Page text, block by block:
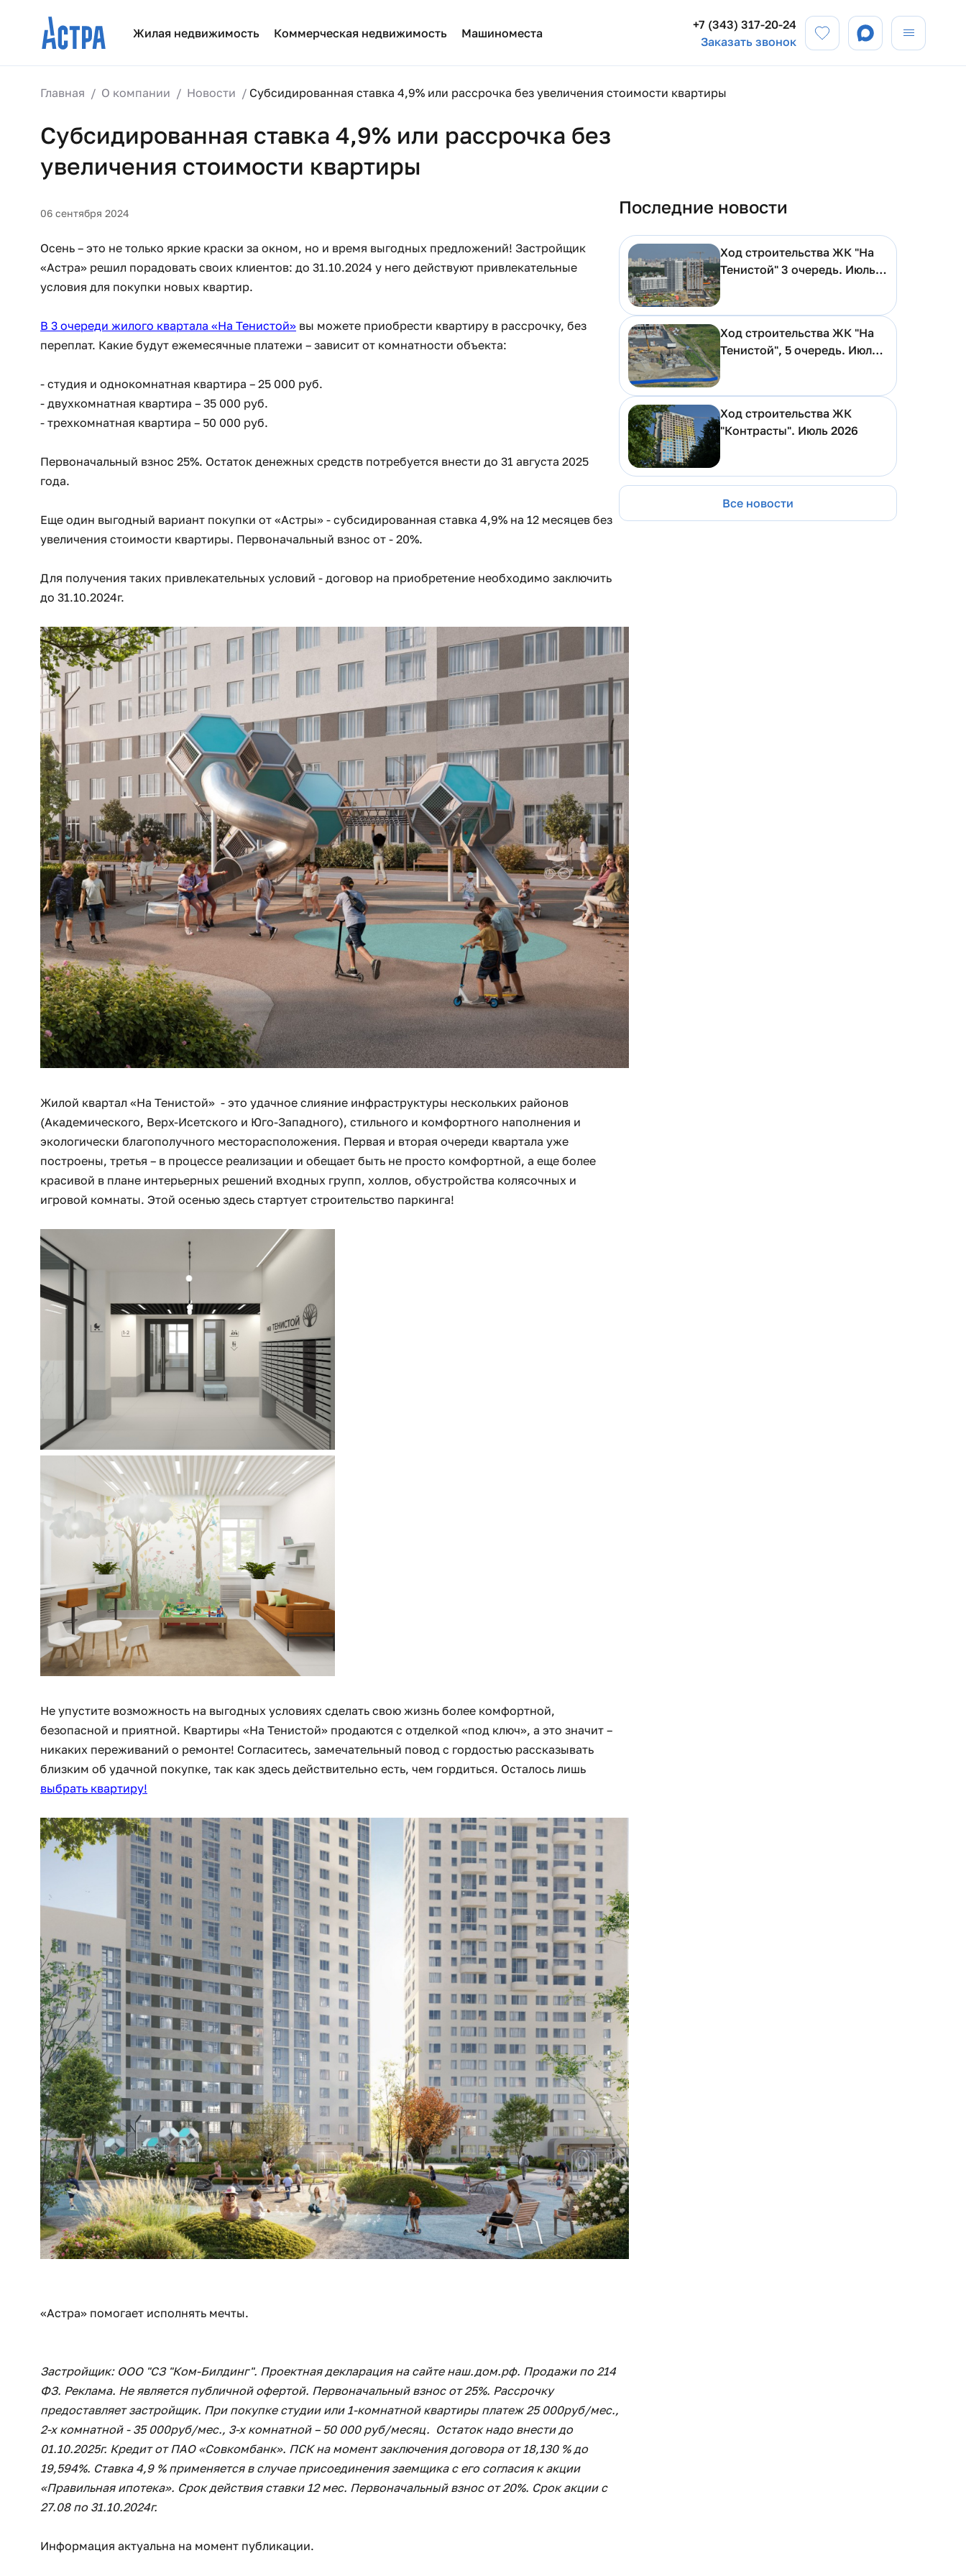
Жилая недвижимость Коммерческая недвижимость Машиноместа
Заказать звонок
+7 (343) 317-20-24
Главная О компании Новости Субсидированная ставка 4,9% или рассрочка без увеличения стоимости квартиры
Субсидированная ставка 4,9% или рассрочка без
увеличения стоимости квартиры
06 сентября 2024
Осень – это не только яркие краски за окном, но и время выгодных предложений! Застройщик
«Астра» решил порадовать своих клиентов: до 31.10.2024 у него действуют привлекательные
условия для покупки новых квартир.
В 3 очереди жилого квартала «На Тенистой» вы можете приобрести квартиру в рассрочку, без
переплат. Какие будут ежемесячные платежи – зависит от комнатности объекта:
- студия и однокомнатная квартира – 25 000 руб.
- двухкомнатная квартира – 35 000 руб.
- трехкомнатная квартира – 50 000 руб.
Первоначальный взнос 25%. Остаток денежных средств потребуется внести до 31 августа 2025
года.
Еще один выгодный вариант покупки от «Астры» - субсидированная ставка 4,9% на 12 месяцев без
увеличения стоимости квартиры. Первоначальный взнос от - 20%.
Для получения таких привлекательных условий - договор на приобретение необходимо заключить
до 31.10.2024г.
Жилой квартал «На Тенистой» - это удачное слияние инфраструктуры нескольких районов
(Академического, Верх-Исетского и Юго-Западного), стильного и комфортного наполнения и
экологически благополучного месторасположения. Первая и вторая очереди квартала уже
построены, третья – в процессе реализации и обещает быть не просто комфортной, а еще более
красивой в плане интерьерных решений входных групп, холлов, обустройства колясочных и
игровой комнаты. Этой осенью здесь стартует строительство паркинга!
Не упустите возможность на выгодных условиях сделать свою жизнь более комфортной,
безопасной и приятной. Квартиры «На Тенистой» продаются с отделкой «под ключ», а это значит –
никаких переживаний о ремонте! Согласитесь, замечательный повод с гордостью рассказывать
близким об удачной покупке, так как здесь действительно есть, чем гордиться. Осталось лишь
выбрать квартиру!
«Астра» помогает исполнять мечты.
Застройщик: ООО "СЗ "Ком-Билдинг". Проектная декларация на сайте наш.дом.рф. Продажи по 214
ФЗ. Реклама. Не является публичной офертой. Первоначальный взнос от 25%. Рассрочку
предоставляет застройщик. При покупке студии или 1-комнатной квартиры платеж 25 000руб/мес.,
2-х комнатной - 35 000руб/мес., 3-х комнатной – 50 000 руб/месяц. Остаток надо внести до
01.10.2025г. Кредит от ПАО «Совкомбанк». ПСК на момент заключения договора от 18,130 % до
19,594%. Ставка 4,9 % применяется в случае присоединения заемщика с его согласия к акции
«Правильная ипотека». Срок действия ставки 12 мес. Первоначальный взнос от 20%. Срок акции с
27.08 по 31.10.2024г.
Информация актуальна на момент публикации.
Последние новости
Ход строительства ЖК "На
Тенистой" 3 очередь. Июль
Ход строительства ЖК "На
Тенистой", 5 очередь. Июль
Ход строительства ЖК
"Контрасты". Июль 2026
Все новости